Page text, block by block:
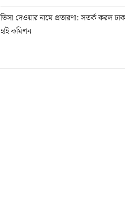
ভিসা দেওয়ার নামে প্রতারণা: সতর্ক করল
হাই কমিশন